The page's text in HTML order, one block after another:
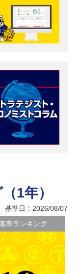
1年）
基準日：2026/08/07
率ランキング